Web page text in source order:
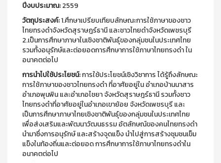
ปีงบประมาณ:2559
วัตถุประสงค์:1.ศึกษาเปรียบเทียบลักษณะการใช้ภาษาของชาว
ไทยทรงดำจังหวัดสุราษฎร์ธานี และชาวไทยดำจังหวัดเพชรบุรี
2.เป็นการศึกษาภาษาในเชิงชาติพันธุ์ของกลุ่มชนในประเทศไทย
รวมทั้งอนุรักษ์และต่อยอดการศึกษาการใช้ภาษาไทยทรงดำ ใน
อนาคตต่อไป
การนำไปใช้ประโยชน์:การใช้ประโยชน์เชิงวิชาการ ได้รู้ถึงลักษณะ
การใช้ภาษาของชาวไทยทรงดำ ที่อาศัยอยู่ใน อำเภอบ้านนาสาร
อำเภอพุนพิน และอำเภอไชยา จังหวัดสุราษฎร์ธานี รวมทั้งชาว
ไทยทรงดำที่อาศัยอยู่ในอำเภอเขาย้อย จังหวัดเพชรบุรี และ
เป็นการศึกษาภาษาไทยเชิงชาติพันธุ์ของกลุ่มชนในประเทศไทย
เพื่อส่งเสริมและพัฒนาวัฒนธรรม อัตลักษณ์ของคนไทยทรงดำ
นำมาซึ่งการอนุรักษ์ และสร้างจุดแข็ง นำไปสู่การสร้างชุมชนเข็ม
แข็งในท้องถิ่นและต่อยอด การศึกษาการใช้ภาษาไทยทรงดำใน
อนาคตต่อไป